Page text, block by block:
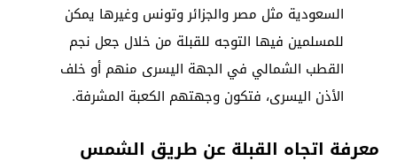
السعودية مثل مصر والجزائر وتونس وغيرها يمكن
للمسلمين فيها التوجه للقبلة من خلال جعل نجم
القطب الشمالي في الجهة اليسرى منهم أو خلف
الأذن اليسرى، فتكون وجهتهم الكعبة المشرفة.
معرفة اتجاه القبلة عن طريق الشمس